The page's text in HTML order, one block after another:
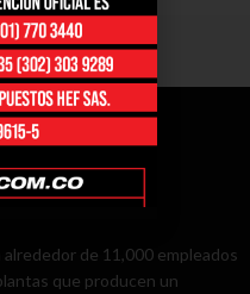
de 11,000 empleados
que producen un